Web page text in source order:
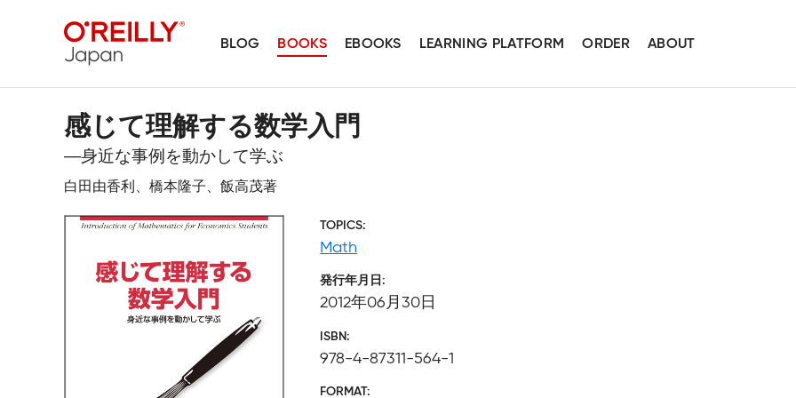
BLOG BOOKS EBOOKS LEARNING PLATFORM ORDER ABOUT
感じて理解する数学入門
―身近な事例を動かして学ぶ
白田由香利、橋本隆子、飯高茂著
TOPICS
Math
発行年月日
2012年06月30日
ISBN
978-4-87311-564-1
FORMAT